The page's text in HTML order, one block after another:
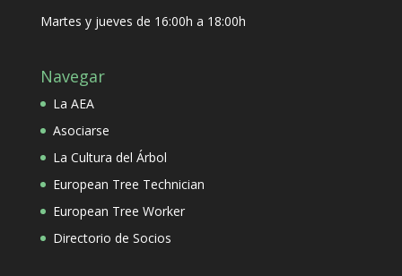
Martes y jueves de 16:00h a 18:00h
Navegar
La AEA
Asociarse
La Cultura del Árbol
European Tree Technician
European Tree Worker
Directorio de Socios